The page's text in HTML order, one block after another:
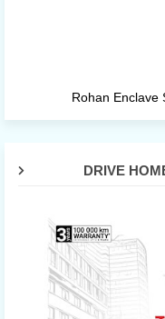
Rohan Enclave
DRIVE